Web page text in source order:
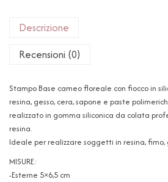
Descrizione
Recensioni (0)
Stampo Base cameo floreale con fiocco in
resina, gesso, cera, sapone e paste
realizzato in gomma siliconica da colata
resina.
Ideale per realizzare soggetti in resina, fimo,
MISURE:
-Esterne 5×6,5 cm